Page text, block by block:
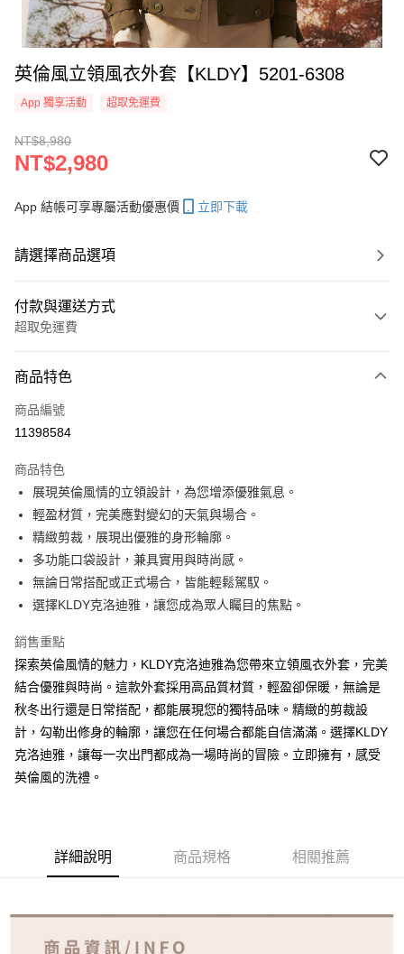
英倫風立領風衣外套【KLDY】5201-6308
App 獨享活動 超取免運費
NT$8,980
NT$2,980
App 結帳可享專屬活動優惠價 立即下載
請選擇商品選項
付款與運送方式
超取免運費
信用卡一次付款
超商取貨付款
運送方式
全家取貨付款
免運費
付款後全家取貨
免運費
7-11取貨付款
免運費
付款後7-11取貨
免運費
宅配
免運費
商品特色
商品編號
11398584
商品特色
展現英倫風情的立領設計，為您增添優雅氣息。
輕盈材質，完美應對變幻的天氣與場合。
精緻剪裁，展現出優雅的身形輪廓。
多功能口袋設計，兼具實用與時尚感。
無論日常搭配或正式場合，皆能輕鬆駕馭。
選擇KLDY克洛迪雅，讓您成為眾人矚目的焦點。
銷售重點
探索英倫風情的魅力，KLDY克洛迪雅為您帶來立領風衣外套，完美
結合優雅與時尚。這款外套採用高品質材質，輕盈卻保暖，無論是
秋冬出行還是日常搭配，都能展現您的獨特品味。精緻的剪裁設
計，勾勒出修身的輪廓，讓您在任何場合都能自信滿滿。選擇KLDY
克洛迪雅，讓每一次出門都成為一場時尚的冒險。立即擁有，感受
英倫風的洗禮。
詳細說明 商品規格 相關推薦